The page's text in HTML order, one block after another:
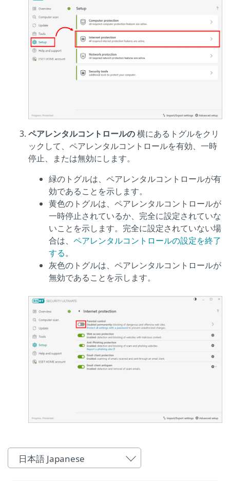
ペアレンタルコントロールの横にあるトグルをクリ
ックして、ペアレンタルコントロールを有効、一時
停止、または無効にします。
緑のトグルは、ペアレンタルコントロールが有
効であることを示します。
黄色のトグルは、ペアレンタルコントロールが
一時停止されているか、完全に設定されていな
いことを示します。完全に設定されていない場
合は、 ペアレンタルコントロールの設定を終了
する。
灰色のトグルは、ペアレンタルコントロールが
無効であることを示します。
日本語 Japanese